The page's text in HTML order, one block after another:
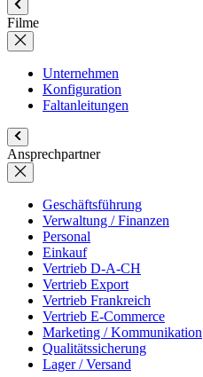
Filme
Unternehmen
Konfiguration
Faltanleitungen
Ansprechpartner
Geschäftsführung
Verwaltung / Finanzen
Personal
Einkauf
Vertrieb D-A-CH
Vertrieb Export
Vertrieb Frankreich
Vertrieb E-Commerce
Marketing / Kommunikation
Qualitätssicherung
Lager / Versand